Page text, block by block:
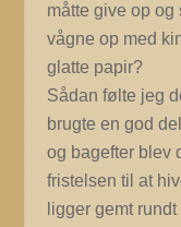
måtte give op
vågne op med
glatte papir?
Sådan følte jeg
brugte en god
og bagefter blev
fristelsen til at
ligger gemt